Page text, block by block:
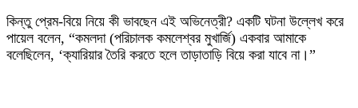
কিন্তু প্রেম-বিয়ে নিয়ে কী ভাবছেন এই অভিনেত্রী? একটি ঘটনা উল্লেখ করে
পায়েল বলেন, “কমলদা (পরিচালক কমলেশ্বর মুখার্জি) একবার আমাকে
বলেছিলেন, ‘ক্যারিয়ার তৈরি করতে হলে তাড়াতাড়ি বিয়ে করা যাবে না।”